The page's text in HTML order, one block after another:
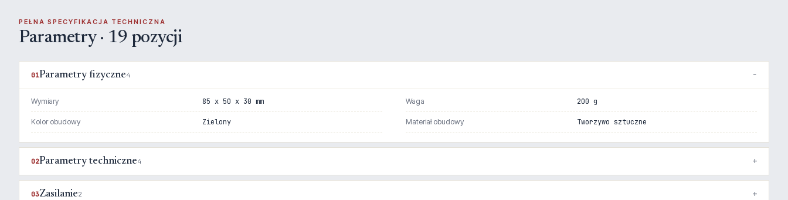
PEŁNA SPECYFIKACJA TECHNICZNA
Parametry · 19 pozycji
01Parametry fizyczne4
Wymiary 85 x 50 x 30 mm Waga 200 g
Kolor obudowy Zielony Materiał obudowy Tworzywo sztuczne
02Parametry techniczne4
03Zasilanie2